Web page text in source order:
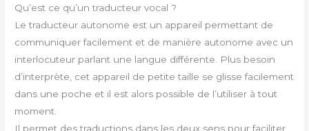
Qu’est ce qu’un traducteur vocal ?
Le traducteur autonome est un appareil permettant de
communiquer facilement et de manière autonome avec un
interlocuteur parlant une langue différente. Plus besoin
d’interprète, cet appareil de petite taille se glisse facilement
dans une poche et il est alors possible de l’utiliser à tout
moment.
Il permet des traductions dans les deux sens pour faciliter